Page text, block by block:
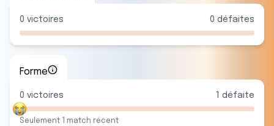
0 victoires 0 défaites
Forme
0 victoires défaite
Seulement match récent